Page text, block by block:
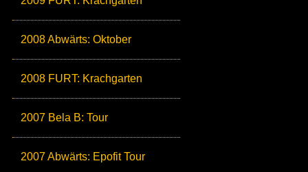
2008 Abwärts: Oktober
2008 FURT: Krachgarten
2007 Bela B: Tour
2007 Abwärts: Epofit Tour